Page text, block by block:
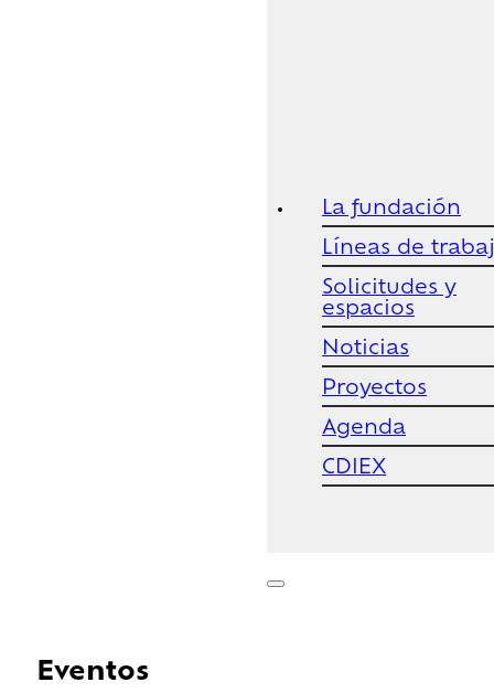
La fundación
Líneas de
Solicitudes y
espacios
Noticias
Proyectos
Agenda
CDIEX
Eventos